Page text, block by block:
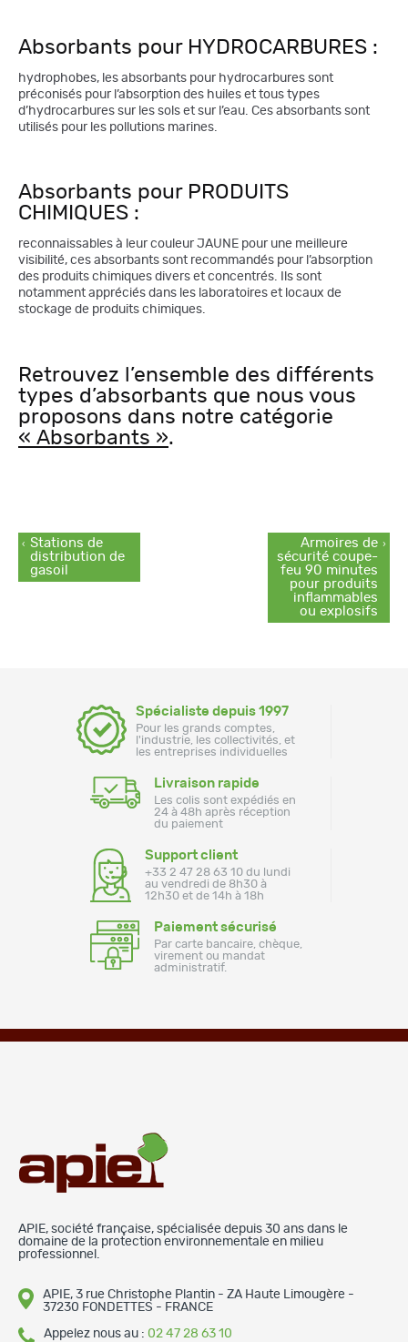
Absorbants pour HYDROCARBURES :
hydrophobes, les absorbants pour hydrocarbures sont
préconisés pour l’absorption des huiles et tous types
d’hydrocarbures sur les sols et sur l’eau. Ces absorbants sont
utilisés pour les pollutions marines.
Absorbants pour PRODUITS
CHIMIQUES :
reconnaissables à leur couleur JAUNE pour une meilleure
visibilité, ces absorbants sont recommandés pour l’absorption
des produits chimiques divers et concentrés. Ils sont
notamment appréciés dans les laboratoires et locaux de
stockage de produits chimiques.
Retrouvez l’ensemble des différents
types d’absorbants que nous vous
proposons dans notre catégorie
« Absorbants ».
Navigation
de
Article
précédent :
Stations de
distribution de
gasoil
Article
suivant :
Armoires de
sécurité coupe-
feu 90 minutes
pour produits
inflammables
ou explosifs
Spécialiste depuis 1997
Pour les grands comptes,
l'industrie, les collectivités, et
les entreprises individuelles
Livraison rapide
Les colis sont expédiés en
24 à 48h après réception
du paiement
Support client
+33 2 47 28 63 10 du lundi
au vendredi de 8h30 à
12h30 et de 14h à 18h
Paiement sécurisé
Par carte bancaire, chèque,
virement ou mandat
administratif.
APIE, société française, spécialisée depuis 30 ans dans le
domaine de la protection environnementale en milieu
professionnel.
APIE, 3 rue Christophe Plantin - ZA Haute Limougère -
37230 FONDETTES - FRANCE
Appelez nous au : 02 47 28 63 10